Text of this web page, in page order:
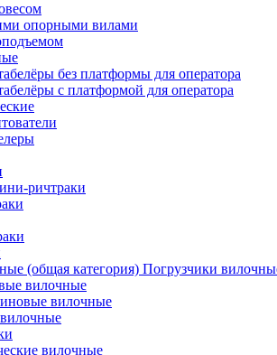
опорными вилами
без платформы для оператора
с платформой для оператора
ричтраки
Погрузчики
вилочные
вилочные
вилочные